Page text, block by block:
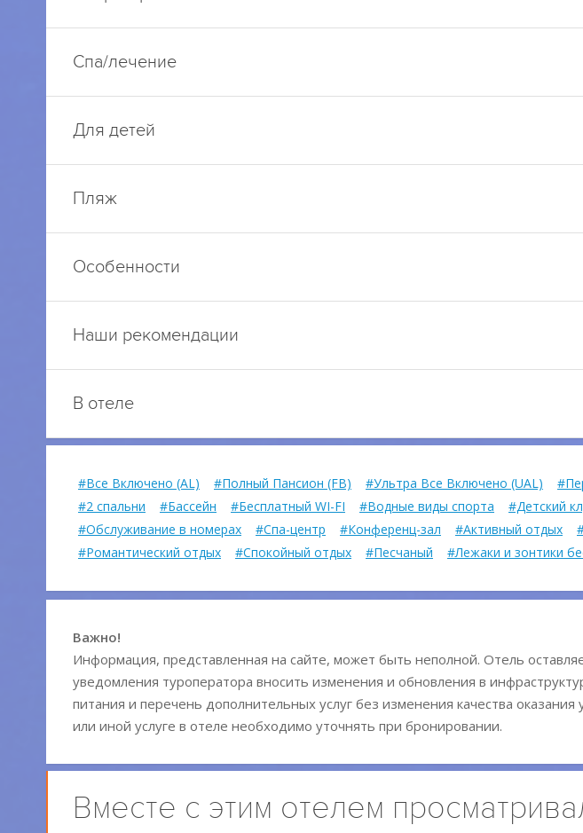
Спа/лечение
Для детей
Пляж
Особенности
Наши рекомендации
В отеле
#Все Включено (AL) #Полный Пансион (FB) #Ультра Все Включено (UAL)
#2 спальни
#Бассейн #Бесплатный WI-FI #Водные виды спорта #Детский
#Обслуживание в номерах
#Спа-центр #Конференц-зал #Активный отдых
#Романтический отдых
#Спокойный отдых #Песчаный #Лежаки и зонтики
Важно!
Информация, представленная на сайте, может быть неполной. Отель
уведомления туроператора вносить изменения и обновления в
питания и перечень дополнительных услуг без изменения качества
или иной услуге в отеле необходимо уточнять при бронировании.
Вместе с этим отелем